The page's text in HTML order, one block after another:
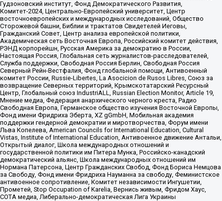
Гудзоновский институт, Фонд Демократического Развития,
Комитет-2024, Центрально-Европейский университет, Центр
восточноевропейских и международных исследований, Общество
Сторожевой башни, Библии и трактатов Свидетелей Иеговы,
Гражданский Совет, Центр анализа европейской политики,
Академическая сеть Восточная Европа, Российский комитет действия,
РЭНД корпорейшн, Русская Америка за демократию в России,
Настоящая Россия, Глобальная сеть журналистов-расследователей,
Служба поддержки, Свободная Россия Берлин, Свободная Россия
Северный Рейн-Вестфалия, Фонд глобальной помощи, Антивоенный
комитет России, Russie-Libertes, La Asocicion de Rusos Libres, Союз за
возвращение Северных территорий, Крымскотатарский Ресурсный
Центр, Глобальный союз IndustriALL, Russian Election Monitor, Article 19,
Мнение медиа, Федерация анархического черного креста, Радио
Свободная Европа, Германское общество изучения Восточной Европы,
Фонд имени Фридриха Эберта, XZ gGmbH, Мобильная академия
поддержки гендерной демократии и миротворчества, Форум имени
Льва Копелева, American Councils for International Education, Cultural
Vistas, Institute of International Education, Антивоенное движение Антальи,
Открытый диалог, Школа международных отношений и
государственной политики им Питера Мунка, Российско-канадский
демократический альянс, Школа международных отношений им
Нормана Патерсона, Центр Гражданских Свобод, Фонд Бориса Немцова
за Свободу, Фонд имени Фридриха Науманна за свободу, Феминистское
антивоенное сопротивление, Комитет независимости Ингушетии,
Прометей, Stop Occupation of Karelia, Вернись живым, Фридом Хаус,
СОТА медиа, Либерально-демократическая Лига Украины